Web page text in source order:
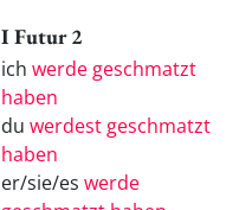
I Futur 2
ich werde geschmatzt
haben
du werdest geschmatzt
haben
er/sie/es werde